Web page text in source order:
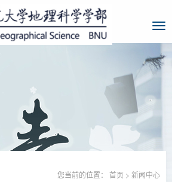
您当前的位置： 首页 > 新闻中心